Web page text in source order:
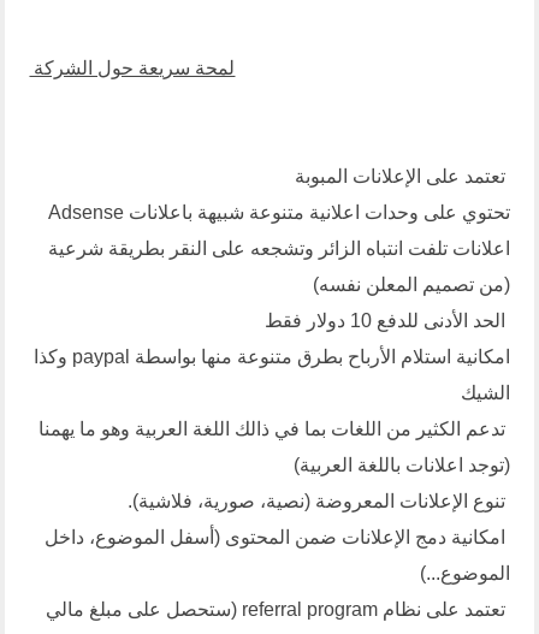
لمحة سريعة حول الشركة
تعتمد على الإعلانات المبوبة
تحتوي على وحدات اعلانية متنوعة شبيهة باعلانات Adsense
اعلانات تلفت انتباه الزائر وتشجعه على النقر بطريقة شرعية
(من تصميم المعلن نفسه)
الحد الأدنى للدفع 10 دولار فقط
امكانية استلام الأرباح بطرق متنوعة منها بواسطة paypal وكذا
الشيك
تدعم الكثير من اللغات بما في ذالك اللغة العربية وهو ما يهمنا
(توجد اعلانات باللغة العربية)
تنوع الإعلانات المعروضة (نصية، صورية، فلاشية).
امكانية دمج الإعلانات ضمن المحتوى (أسفل الموضوع، داخل
الموضوع...)
تعتمد على نظام referral program (ستحصل على مبلغ مالي